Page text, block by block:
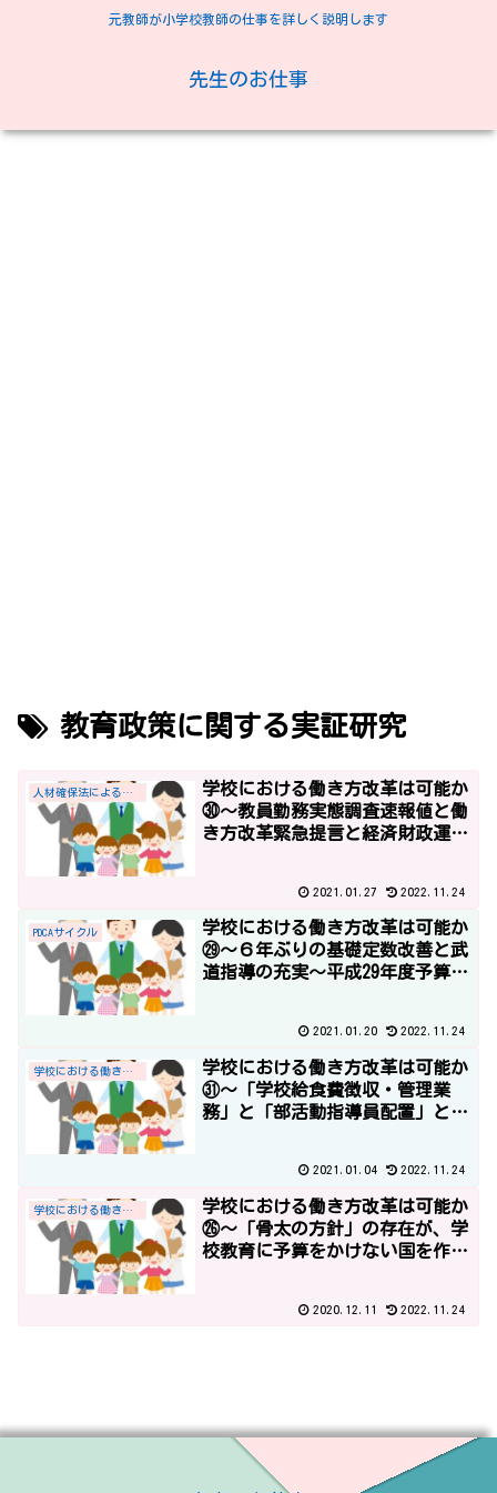
元教師が小学校教師の仕事を詳しく説明します
先生のお仕事
教育政策に関する実証研究
人材確保法による教員給与の優遇措置
学校における働き方改革は可能か
㉚～教員勤務実態調査速報値と働
き方改革緊急提言と経済財政運営
2021.01.27 2022.11.24
PDCAサイクル
学校における働き方改革は可能か
㉙～６年ぶりの基礎定数改善と武
道指導の充実～平成29年度予算2
2021.01.20 2022.11.24
学校における働き方改革
学校における働き方改革は可能か
㉛～「学校給食費徴収・管理業
務」と「部活動指導員配置」と平
2021.01.04 2022.11.24
学校における働き方改革
学校における働き方改革は可能か
㉖～「骨太の方針」の存在が、学
校教育に予算をかけない国を作り
2020.12.11 2022.11.24